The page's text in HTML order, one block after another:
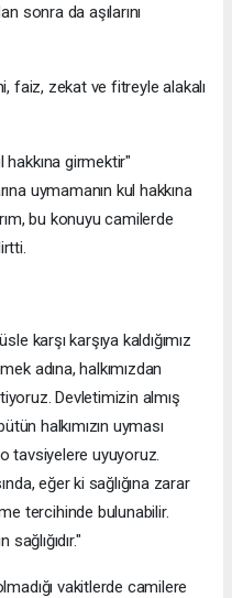
sonra da aşılarını
faiz, zekat ve fitreyle alakalı
girmektir"
uymamanın kul hakkına
bu konuyu camilerde
karşı karşıya kaldığımız
adına, halkımızdan
Devletimizin almış
halkımızın uyması
tavsiyelere uyuyoruz.
eğer ki sağlığına zarar
tercihinde bulunabilir.
vakitlerde camilere